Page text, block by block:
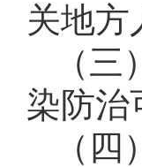
关地方
（
染防治
（